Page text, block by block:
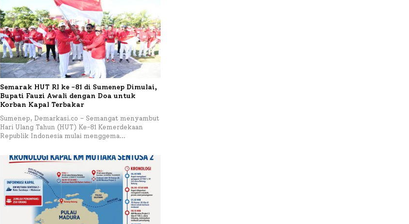
Semarak HUT RI ke -81 di Sumenep Dimulai,
Bupati Fauzi Awali dengan Doa untuk
Korban Kapal Terbakar
Sumenep, Demarkasi.co – Semangat menyambut
Hari Ulang Tahun (HUT) Ke-81 Kemerdekaan
Republik Indonesia mulai menggema…